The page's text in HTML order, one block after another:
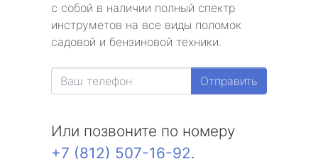
с собой в наличии полный спектр
инструметов на все виды поломок
садовой и бензиновой техники.
Отправить
Или позвоните по номеру
+7 (812) 507-16-92.